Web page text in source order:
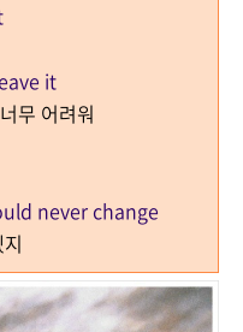
it
무 어려워
never change